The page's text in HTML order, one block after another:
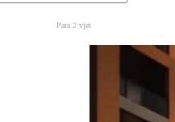
Para 2 vjet